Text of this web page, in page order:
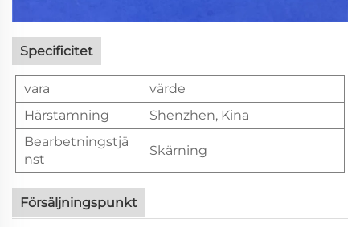
Specificitet
vara
värde
Härstamning
Shenzhen, Kina
Bearbetningstjä
nst
Skärning
Försäljningspunkt